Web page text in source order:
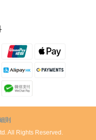
則
All Rights Reserved.